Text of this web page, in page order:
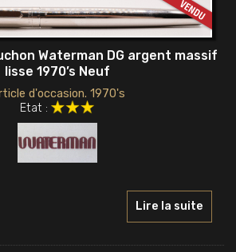
Waterman DG argent massif
lisse 1970’s Neuf
d'occasion. 1970's
Etat :
Lire la suite